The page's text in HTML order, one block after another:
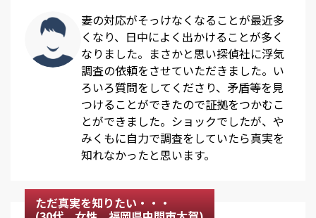
妻の対応がそっけなくなることが最近多
くなり、日中によく出かけることが多く
なりました。まさかと思い探偵社に浮気
調査の依頼をさせていただきました。い
ろいろ質問をしてくださり、矛盾等を見
つけることができたので証拠をつかむこ
とができました。ショックでしたが、や
みくもに自力で調査をしていたら真実を
知れなかったと思います。
ただ真実を知りたい・・・